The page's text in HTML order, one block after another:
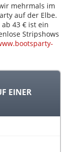
mehrmals im
auf der Elbe.
43 € ist ein
Stripshows
EINER